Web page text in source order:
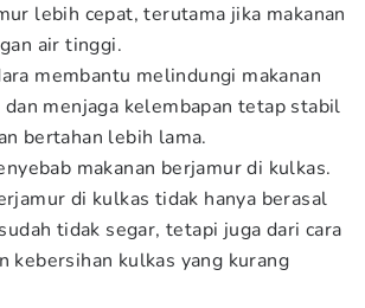
lebih cepat, terutama jika makanan
air tinggi.
membantu melindungi makanan
menjaga kelembapan tetap stabil
bertahan lebih lama.
makanan berjamur di kulkas.
di kulkas tidak hanya berasal
tidak segar, tetapi juga dari cara
kebersihan kulkas yang kurang